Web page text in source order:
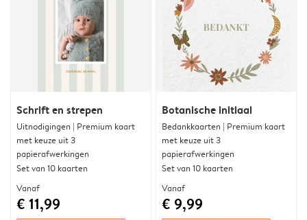
Schrift en strepen
Uitnodigingen | Premium kaart
met keuze uit 3
papierafwerkingen
Set van 10 kaarten
Vanaf
€ 11,99
Botanische initiaal
Bedankkaarten | Premium kaart
met keuze uit 3
papierafwerkingen
Set van 10 kaarten
Vanaf
€ 9,99